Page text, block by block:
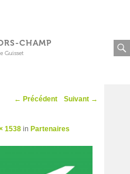
CHAMP
Guisset
Navigation
← Précédent Suivant →
1538 in Partenaires